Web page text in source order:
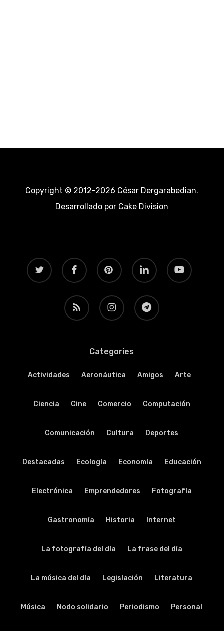
Copyright © 2012-2026 César Dergarabedian.
Desarrollado porCake Division
twitter facebook pinterest linkedin youtube
RSS instagram telegram
Categories
Actividades Aeronáutica Amigos Arte
Ciencia Cine Comercio Computación
Comunicación Cultura Deportes
Destacadas Ecología Economía Educación
Electrónica Emprendedores Fotografía
Gastronomía Historia Internet
La fotografía del día La frase del día
La música del día Legislación Literatura
Música Nodo solidario Periodismo Personal